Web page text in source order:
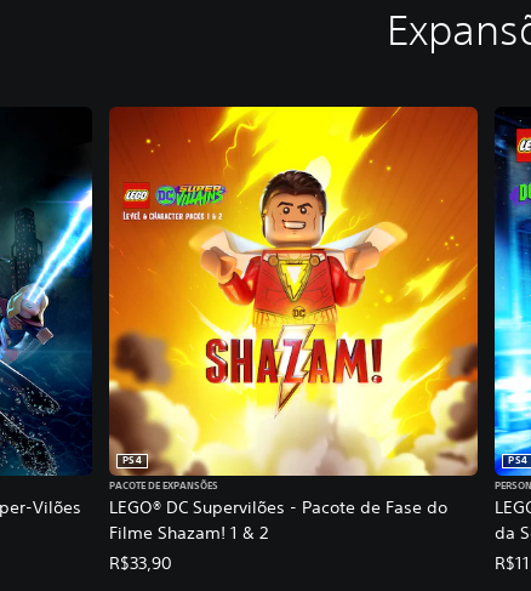
Vilões
R$62,50.
LEGO® DC Supervilões - Pacote de Fase do
Filme Shazam! 1 & 2
PS4
PACOTE DE EXPANSÕES
R$33,90
da
PS4